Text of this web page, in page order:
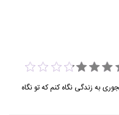
به زندگی نگاه کنم که تو نگاه